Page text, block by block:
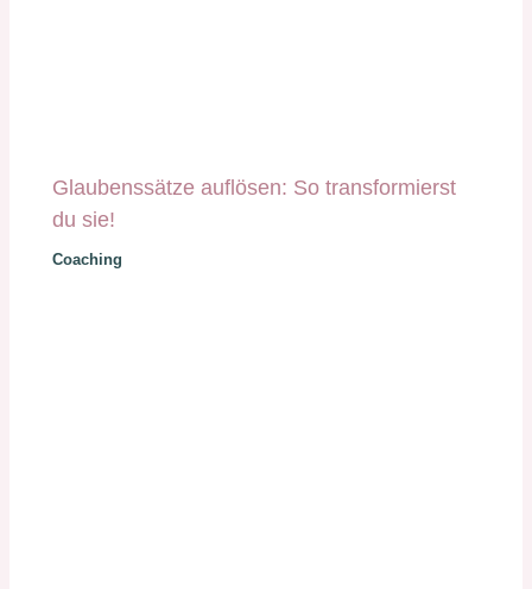
Glaubenssätze auflösen: So transformierst
du sie!
Coaching